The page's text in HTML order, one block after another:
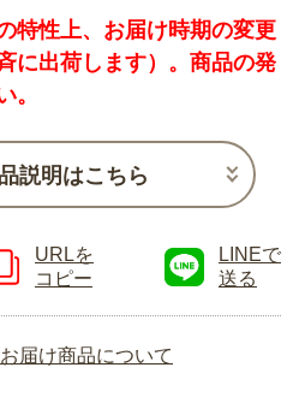
特性上、お届け時期の変更
に出荷します）。商品の発
。
説明はこちら
URLを
コピー
LINEで
送る
届け商品について